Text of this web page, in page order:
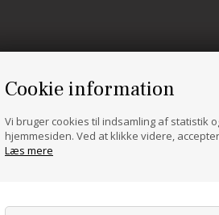
Cookie information
Vi bruger cookies til indsamling af statistik
hjemmesiden. Ved at klikke videre,
Læs mere